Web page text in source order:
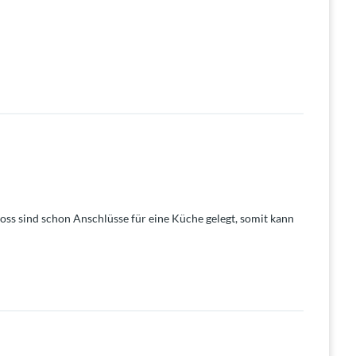
sind schon Anschlüsse für eine Küche gelegt, somit kann